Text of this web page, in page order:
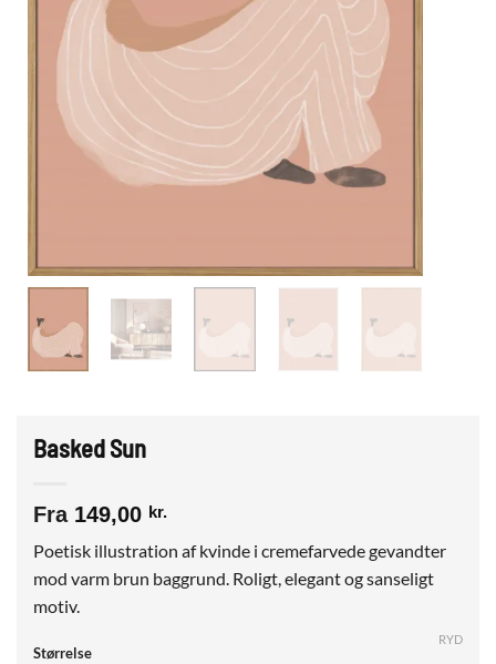
Basked Sun
Fra 149,00 kr.
Poetisk illustration af kvinde i cremefarvede gevandter
mod varm brun baggrund. Roligt, elegant og sanseligt
motiv.
Størrelse
RYD